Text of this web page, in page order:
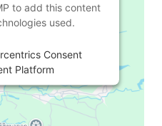
to add this content
used.
Consent
Platform